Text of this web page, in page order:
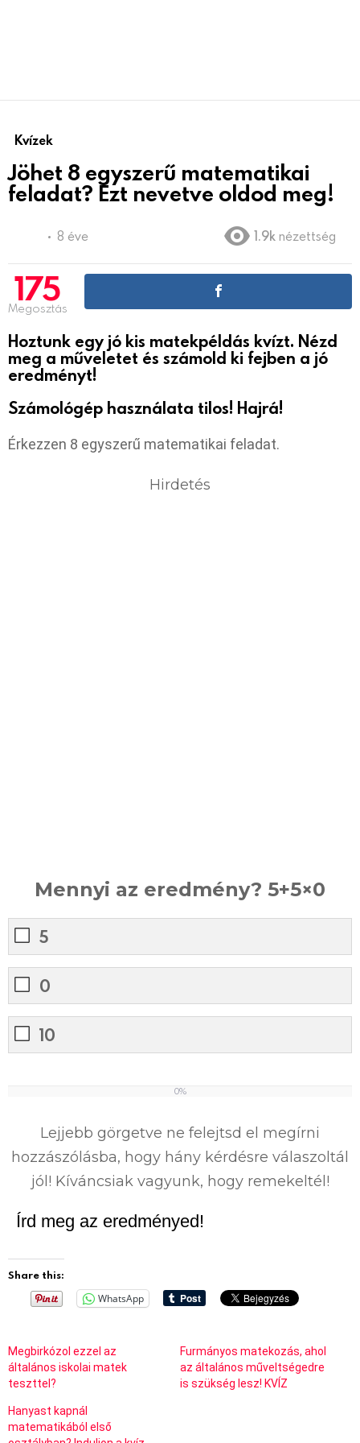
Kvízek
Jöhet 8 egyszerű matematikai
feladat? Ezt nevetve oldod meg!
8 éve 1.9k nézettség
175
Megosztás
Hoztunk egy jó kis matekpéldás kvízt. Nézd
meg a műveletet és számold ki fejben a jó
eredményt!
Számológép használata tilos! Hajrá!
Érkezzen 8 egyszerű matematikai feladat.
Hirdetés
Mennyi az eredmény? 5+5×0
5
0
10
0%
Lejjebb görgetve ne felejtsd el megírni
hozzászólásba, hogy hány kérdésre válaszoltál
jól! Kíváncsiak vagyunk, hogy remekeltél!
Írd meg az eredményed!
Share this:
WhatsApp
Megbirkózol ezzel az
általános iskolai matek
teszttel?
Furmányos matekozás, ahol
az általános műveltségedre
is szükség lesz! KVÍZ
Hanyast kapnál
matematikából első